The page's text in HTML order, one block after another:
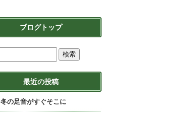
ブログトップ
最近の投稿
冬の足音がすぐそこに